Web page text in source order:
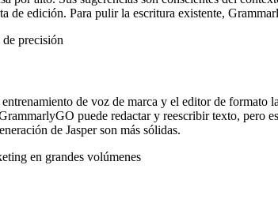
de edición. Para pulir la escritura existente,
precisión
de voz de marca y el editor de
puede redactar y reescribir texto, pero
de Jasper son más sólidas.
en grandes volúmenes